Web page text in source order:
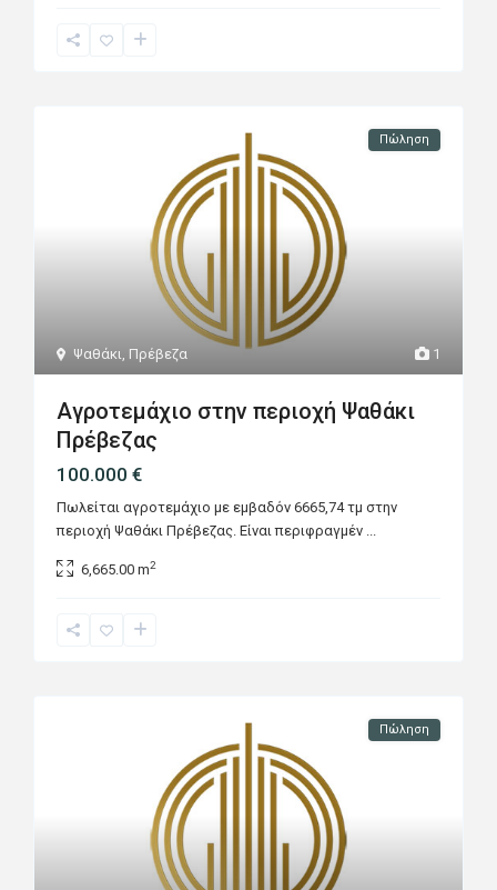
1
Ψαθάκι, Πρέβεζα
Πώληση
Αγροτεμάχιο στην περιοχή Ψαθάκι
Πρέβεζας
100.000 €
Πωλείται αγροτεμάχιο με εμβαδόν 6665,74 τμ στην
περιοχή Ψαθάκι Πρέβεζας. Είναι περιφραγμέν ...
6,665.00 m2
Πώληση